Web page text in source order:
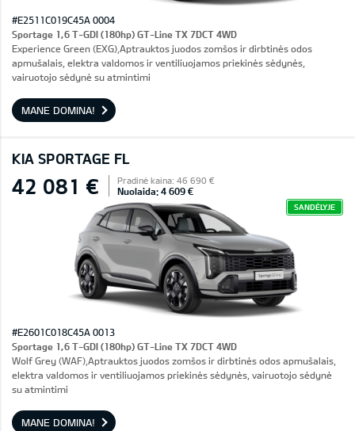
#E2511C019C45A 0004
Sportage 1,6 T-GDI (180hp) GT-Line TX 7DCT 4WD
Experience Green (EXG),Aptrauktos juodos zomšos ir dirbtinės odos
apmušalais, elektra valdomos ir ventiliuojamos priekinės sėdynės,
vairuotojo sėdynė su atmintimi
MANE DOMINA!
KIA SPORTAGE FL
42 081 € Pradinė kaina: 46 690 €
Nuolaida: 4 609 €
SANDĖLYJE
#E2601C018C45A 0013
Sportage 1,6 T-GDI (180hp) GT-Line TX 7DCT 4WD
Wolf Grey (WAF),Aptrauktos juodos zomšos ir dirbtinės odos apmušalais,
elektra valdomos ir ventiliuojamos priekinės sėdynės, vairuotojo sėdynė
su atmintimi
MANE DOMINA!